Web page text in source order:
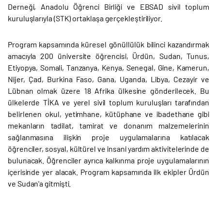
Derneği, Anadolu Öğrenci Birliği ve EBSAD sivil toplum
kuruluşlarıyla (STK) ortaklaşa gerçekleştiriliyor.
Program kapsamında küresel gönüllülük bilinci kazandırmak
amacıyla 200 üniversite öğrencisi, Ürdün, Sudan, Tunus,
Etiyopya, Somali, Tanzanya, Kenya, Senegal, Gine, Kamerun,
Nijer, Çad, Burkina Faso, Gana, Uganda, Libya, Cezayir ve
Lübnan olmak üzere 18 Afrika ülkesine gönderilecek. Bu
ülkelerde TİKA ve yerel sivil toplum kuruluşları tarafından
belirlenen okul, yetimhane, kütüphane ve ibadethane gibi
mekanların tadilat, tamirat ve donanım malzemelerinin
sağlanmasına ilişkin proje uygulamalarına katılacak
öğrenciler, sosyal, kültürel ve insani yardım aktivitelerinde de
bulunacak. Öğrenciler ayrıca kalkınma proje uygulamalarının
içerisinde yer alacak. Program kapsamında ilk ekipler Ürdün
ve Sudan'a gitmişti.